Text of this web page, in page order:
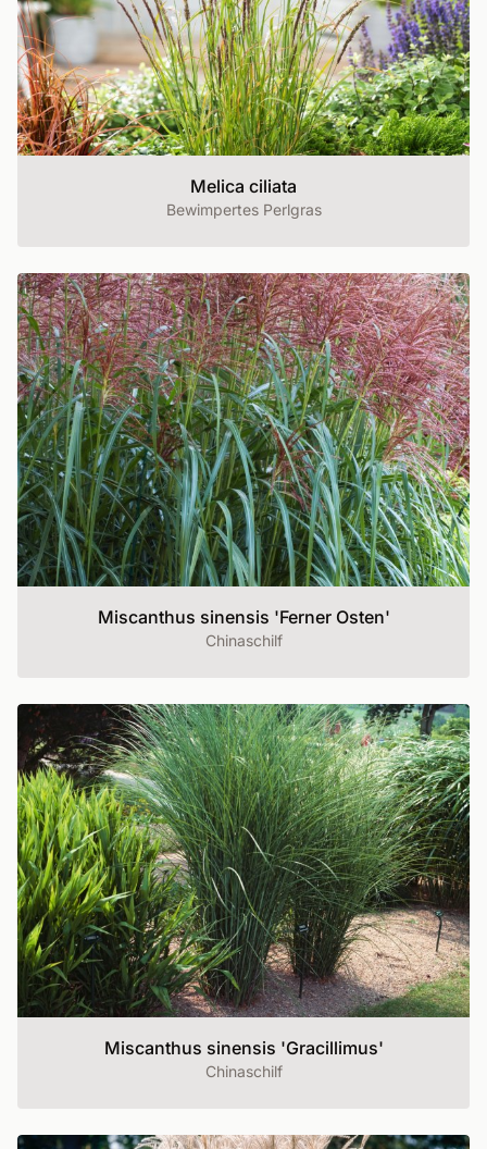
Melica ciliata
Bewimpertes Perlgras
Miscanthus sinensis 'Ferner Osten'
Chinaschilf
Miscanthus sinensis 'Gracillimus'
Chinaschilf